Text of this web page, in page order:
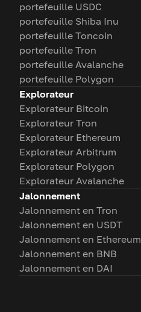
portefeuille USDC
portefeuille Shiba Inu
portefeuille Toncoin
portefeuille Tron
portefeuille Avalanche
portefeuille Polygon
Explorateur
Explorateur Bitcoin
Explorateur Tron
Explorateur Ethereum
Explorateur Arbitrum
Explorateur Polygon
Explorateur Avalanche
Jalonnement
Jalonnement en Tron
Jalonnement en USDT
Jalonnement en Ethereum
Jalonnement en BNB
Jalonnement en DAI